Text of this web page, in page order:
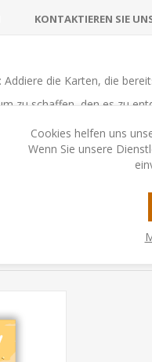
KONTAKTIEREN SIE
die Karten, die
zu schaffen, den es zu
zu schützen. Dieses
Begleiter, um Kindern
Cookies helfen uns
Wenn Sie unsere